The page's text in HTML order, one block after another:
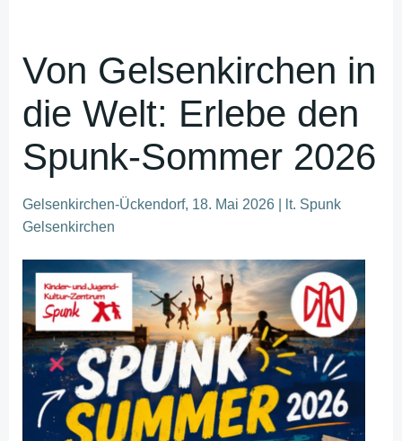
Von Gelsenkirchen in
die Welt: Erlebe den
Spunk-Sommer 2026
Gelsenkirchen-Ückendorf, 18. Mai 2026 | lt. Spunk
Gelsenkirchen